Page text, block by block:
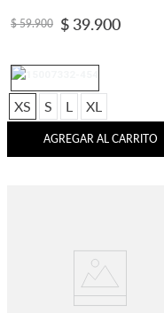
$ 59.900 $ 39.900
XS S L XL
AGREGAR AL CARRITO